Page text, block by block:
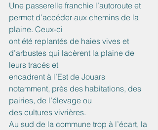
Une passerelle franchie l’autoroute et
permet d’accéder aux chemins de la
plaine. Ceux-ci
ont été replantés de haies vives et
d’arbustes qui lacèrent la plaine de
leurs tracés et
encadrent à l’Est de Jouars
notamment, près des habitations, des
pairies, de l’élevage ou
des cultures vivrières.
Au sud de la commune trop à l’écart, la